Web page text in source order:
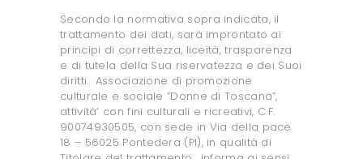
Secondo la normativa sopra indicata, il
trattamento dei dati, sarà improntato ai
principi di correttezza, liceità, trasparenza
e di tutela della Sua riservatezza e dei Suoi
diritti. Associazione di promozione
culturale e sociale “Donne di Toscana”,
attività’ con fini culturali e ricreativi, C.F.
90074930505, con sede in Via della pace
18 – 56025 Pontedera (PI), in qualità di